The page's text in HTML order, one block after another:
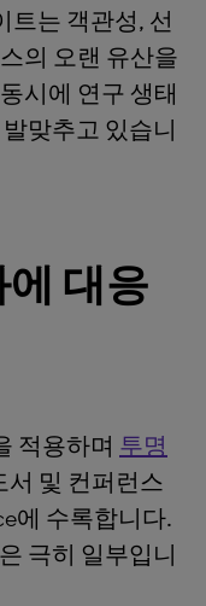
트는 객관성, 선
의 오랜 유산을
시에 연구 생태
맞추고 있습니
대응
적용하며 투명
서 및 컨퍼런스
에 수록합니다.
극히 일부입니